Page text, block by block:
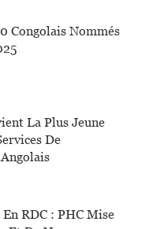
Congolais Nommés
La Plus Jeune
De
RDC : PHC Mise